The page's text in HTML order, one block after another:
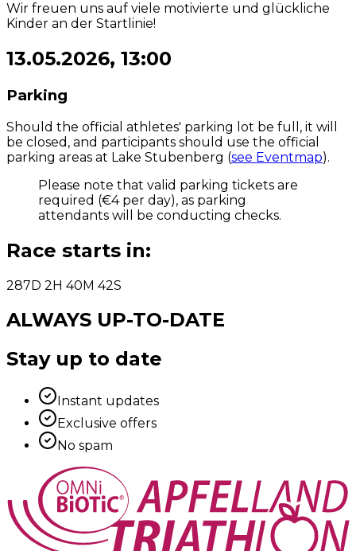
Wir freuen uns auf viele motivierte und glückliche
Kinder an der Startlinie!
13.05.2026, 13:00
Parking
Should the official athletes' parking lot be full, it will
be closed, and participants should use the official
parking areas at Lake Stubenberg (see Eventmap).
Please note that valid parking tickets are
required (€4 per day), as parking
attendants will be conducting checks.
Race starts in:
287D 2H 40M 42S
ALWAYS UP-TO-DATE
Stay up to date
Instant updates
Exclusive offers
No spam